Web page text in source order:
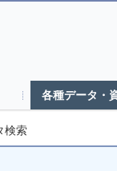
各種データ・
検索